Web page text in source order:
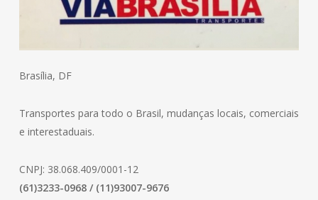
Brasília, DF
Transportes para todo o Brasil, mudanças locais, comerciais
e interestaduais.
CNPJ: 38.068.409/0001-12
(61)3233-0968 / (11)93007-9676